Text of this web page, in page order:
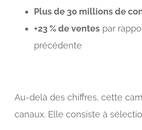
Plus de 30 millions de
+23 % de ventes par
précédente
Au-delà des chiffres, cette
canaux. Elle consiste à